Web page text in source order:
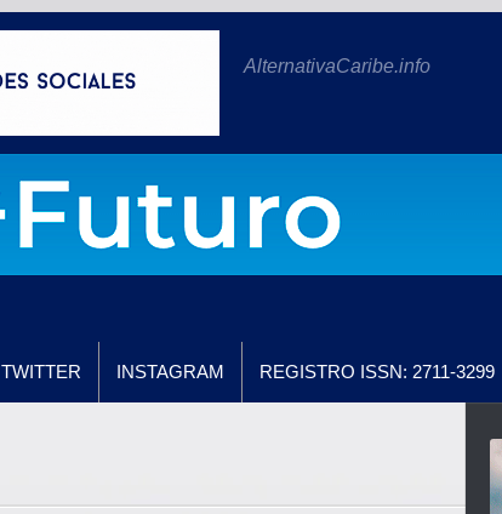
AlternativaCaribe.info
TWITTER INSTAGRAM REGISTRO ISSN: 2711-3299